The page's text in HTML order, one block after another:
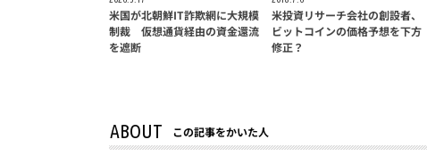
米国が北朝鮮IT詐欺網に大規模
制裁 仮想通貨経由の資金還流
を遮断
米投資リサーチ会社の創設者、
ビットコインの価格予想を下方
修正？
ABOUT この記事をかいた人